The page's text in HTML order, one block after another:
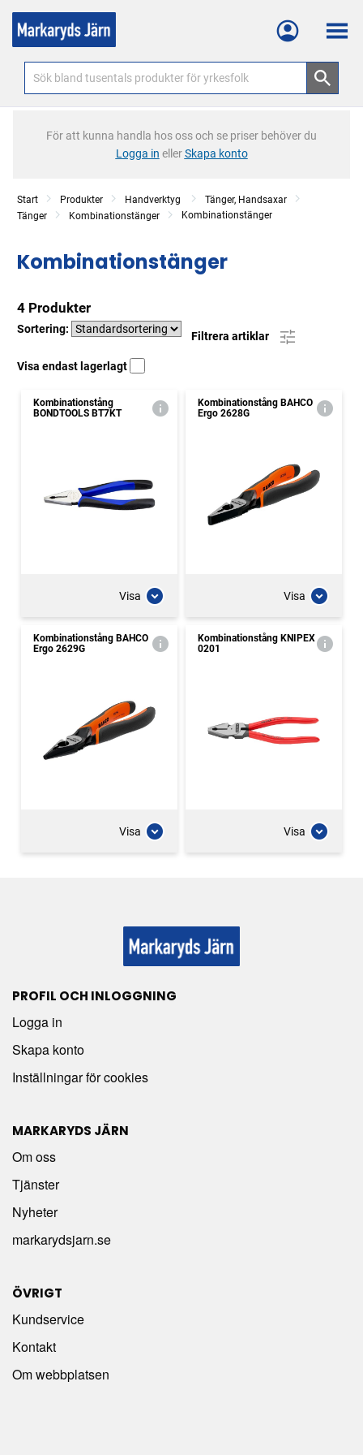
Meny
För att kunna handla hos oss och se priser behöver du
Logga in ellerSkapa konto
Start Produkter Handverktyg
Tänger, Handsaxar
Tänger
Kombinationstänger Kombinationstänger
Kombinationstänger
4 Produkter
Sortering:
Filtrera artiklar
Visa endast lagerlagt
Kombinationstång
BONDTOOLS BT7KT
Visa
Kombinationstång BAHCO
Ergo 2628G
Visa
Kombinationstång BAHCO
Ergo 2629G
Visa
Kombinationstång KNIPEX
0201
Visa
PROFIL OCH INLOGGNING
Logga in
Skapa konto
Inställningar för cookies
MARKARYDS JÄRN
Om oss
Tjänster
Nyheter
markarydsjarn.se
ÖVRIGT
Kundservice
Kontakt
Om webbplatsen